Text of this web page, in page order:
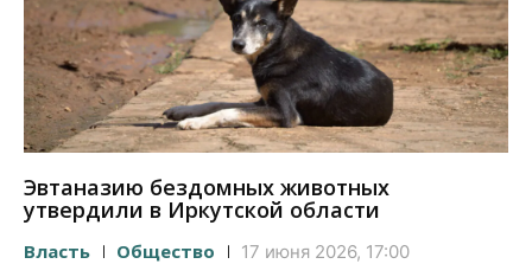
Эвтаназию бездомных животных
утвердили в Иркутской области
Власть Общество 17 июня 2026, 17:00